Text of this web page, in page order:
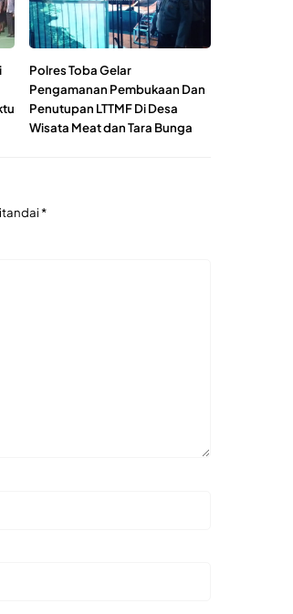
Polres Toba Gelar
Pengamanan Pembukaan Dan
Penutupan LTTMF Di Desa
Wisata Meat dan Tara Bunga
*